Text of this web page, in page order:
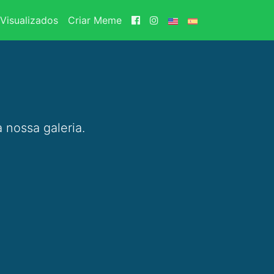
Criar Meme
nossa galeria.